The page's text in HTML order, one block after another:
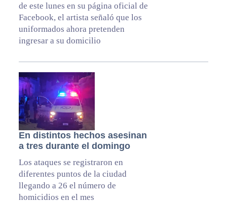
de este lunes en su página oficial de
Facebook, el artista señaló que los
uniformados ahora pretenden
ingresar a su domicilio
En distintos hechos asesinan
a tres durante el domingo
Los ataques se registraron en
diferentes puntos de la ciudad
llegando a 26 el número de
homicidios en el mes